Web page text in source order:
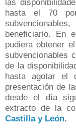
las
hasta el 70
beneficiario. En
pudiera obtener
subvencionables
de la
hasta agotar el
presentación de
desde el día
extracto de la
Castilla y León.